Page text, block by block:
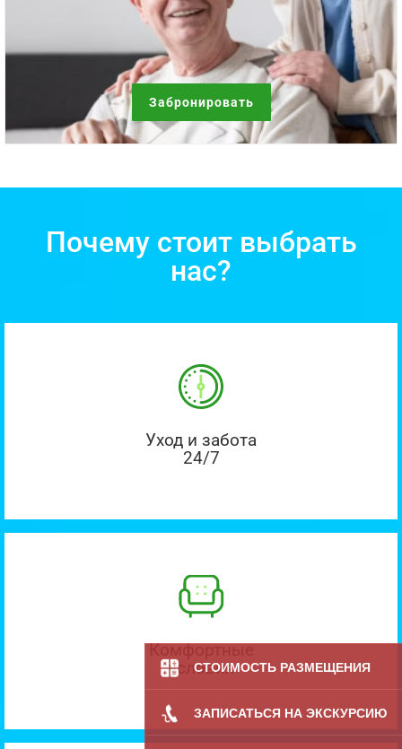
СТОИМОСТЬ РАЗМЕЩЕНИЯ
ЗАПИСАТЬСЯ НА ЭКСКУРСИЮ
Забронировать
Почему стоит выбрать
нас?
Уход и забота
24/7
Комфортные
условия